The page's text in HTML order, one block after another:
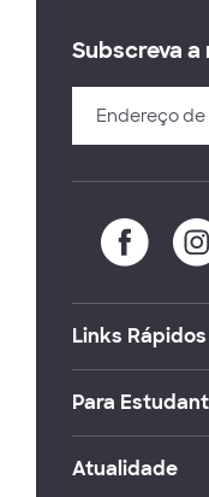
Subscreva
Links Rápidos
Para
Atualidade